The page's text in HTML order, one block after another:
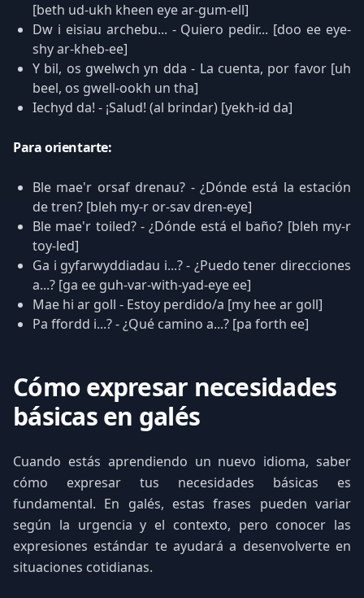
[beth ud-ukh kheen eye ar-gum-ell]
Dw i eisiau archebu... - Quiero pedir... [doo ee eye-
shy ar-kheb-ee]
Y bil, os gwelwch yn dda - La cuenta, por favor [uh
beel, os gwell-ookh un tha]
Iechyd da! - ¡Salud! (al brindar) [yekh-id da]
Para orientarte:
Ble mae'r orsaf drenau? - ¿Dónde está la estación
de tren? [bleh my-r or-sav dren-eye]
Ble mae'r toiled? - ¿Dónde está el baño? [bleh my-r
toy-led]
Ga i gyfarwyddiadau i...? - ¿Puedo tener direcciones
a...? [ga ee guh-var-with-yad-eye ee]
Mae hi ar goll - Estoy perdido/a [my hee ar goll]
Pa ffordd i...? - ¿Qué camino a...? [pa forth ee]
Cómo expresar necesidades
básicas en galés
Cuando estás aprendiendo un nuevo idioma, saber
cómo expresar tus necesidades básicas es
fundamental. En galés, estas frases pueden variar
según la urgencia y el contexto, pero conocer las
expresiones estándar te ayudará a desenvolverte en
situaciones cotidianas.